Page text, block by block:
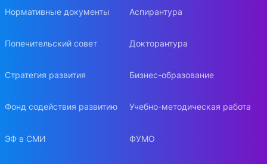
Нормативные документы
Попечительский совет
Стратегия развития
Фонд содействия развитию
ЭФ в СМИ
Аспирантура
Докторантура
Бизнес-образование
Учебно-методическая работа
ФУМО